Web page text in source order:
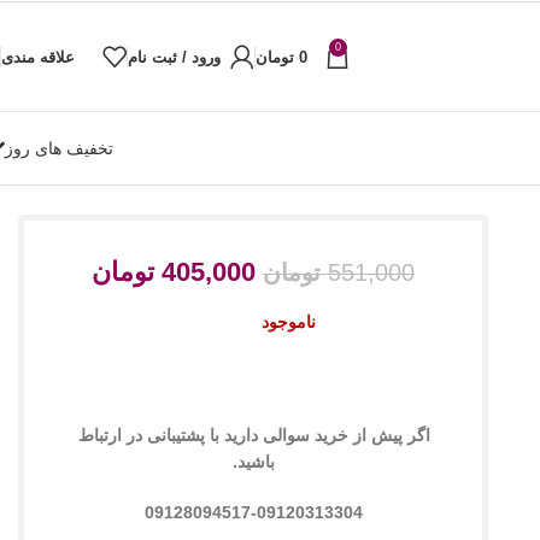
0
0 تومان ورود / ثبت نام علاقه مندی
تخفیف های روز
551,000 تومان 405,000 تومان
ناموجود
اگر پیش از خرید سوالی دارید با پشتیبانی در ارتباط
باشید.
09128094517-09120313304